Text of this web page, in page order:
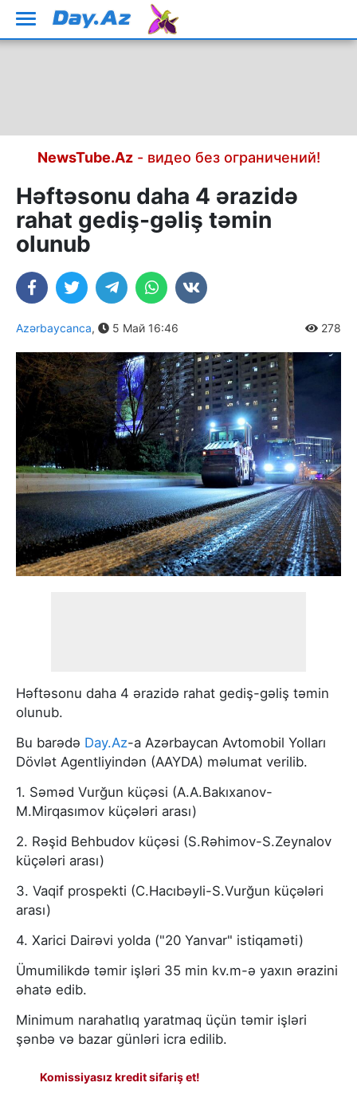
NewsTube.Az- видео без ограничений!
Həftəsonu daha 4 ərazidə
rahat gediş-gəliş təmin
olunub
Azərbaycanca, 5 Май 16:46 278
Həftəsonu daha 4 ərazidə rahat gediş-gəliş təmin
olunub.
Bu barədə Day.Az-a Azərbaycan Avtomobil Yolları
Dövlət Agentliyindən (AAYDA) məlumat verilib.
1. Səməd Vurğun küçəsi (A.A.Bakıxanov-
M.Mirqasımov küçələri arası)
2. Rəşid Behbudov küçəsi (S.Rəhimov-S.Zeynalov
küçələri arası)
3. Vaqif prospekti (C.Hacıbəyli-S.Vurğun küçələri
arası)
4. Xarici Dairəvi yolda ("20 Yanvar" istiqaməti)
Ümumilikdə təmir işləri 35 min kv.m-ə yaxın ərazini
əhatə edib.
Minimum narahatlıq yaratmaq üçün təmir işləri
şənbə və bazar günləri icra edilib.
Komissiyasız kredit sifariş et!